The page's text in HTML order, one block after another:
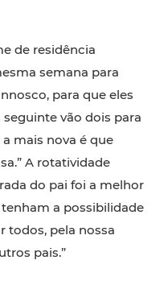
de residência
semana para
para que eles
seguinte vão dois para
mais nova é que
A rotatividade
do pai foi a melhor
a possibilidade
todos, pela nossa
pais.”